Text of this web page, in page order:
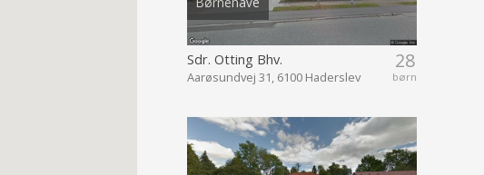
28
børn
Sdr. Otting Bhv.
Aarøsundvej 31, 6100 Haderslev